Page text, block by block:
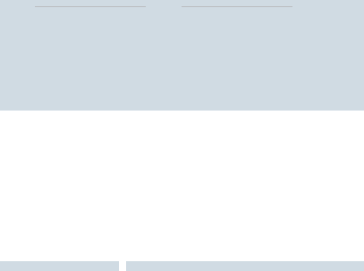
være romanens store